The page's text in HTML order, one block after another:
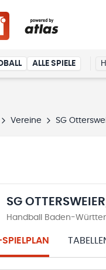
ALLE SPIELE
Vereine SG
SG
Handball Baden-